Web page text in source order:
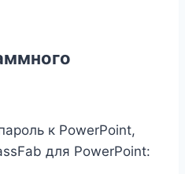
к PowerPoint,
для PowerPoint: